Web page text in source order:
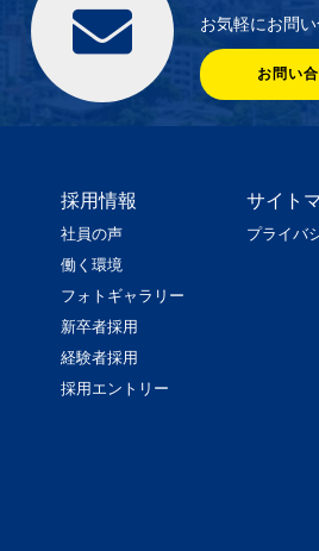
お気軽にお問
お問い
採用情報
社員の声
働く環境
フォトギャラリー
新卒者採用
経験者採用
採用エントリー
サイト
プライバ